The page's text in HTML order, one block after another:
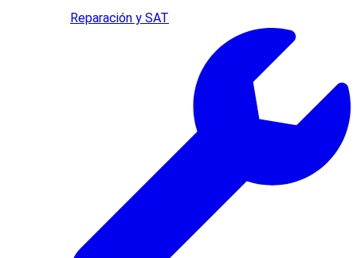
Reparación y SAT